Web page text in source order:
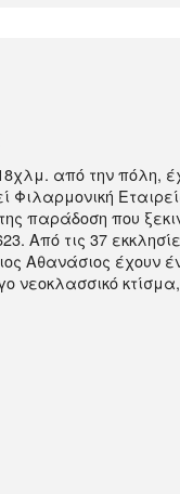
Παξοί
από την πόλη,
Φιλαρμονική
παράδοση που
Aπό τις 37
Aθανάσιος έχουν
νεοκλασσικό